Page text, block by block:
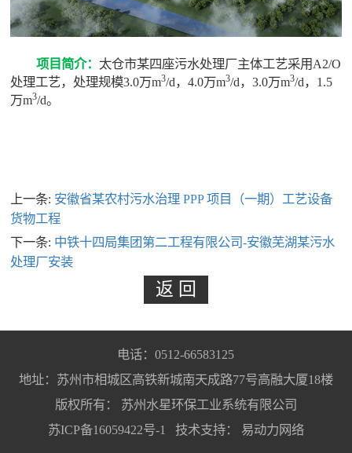
项目简介： 太仓市某四座污水处理厂主体工艺采用A2/O
处理工艺，处理规模3.0万m3/d，4.0万m3/d，3.0万m3/d，1.5
万m3/d。
上一条: 安徽省某农村污水治理 PPP 项目（一期）工艺设备
货物工程
下一条: 中铁十四局集团第二工程有限公司-安徽芜湖某污水
处理厂安装
电话：0512-66583125
地址：苏州市相城区高铁新城南天成路77号高融大厦18楼
版权所有： 苏州水星环保工业系统有限公司
苏ICP备16059422号-1 技术支持： 易动力网络